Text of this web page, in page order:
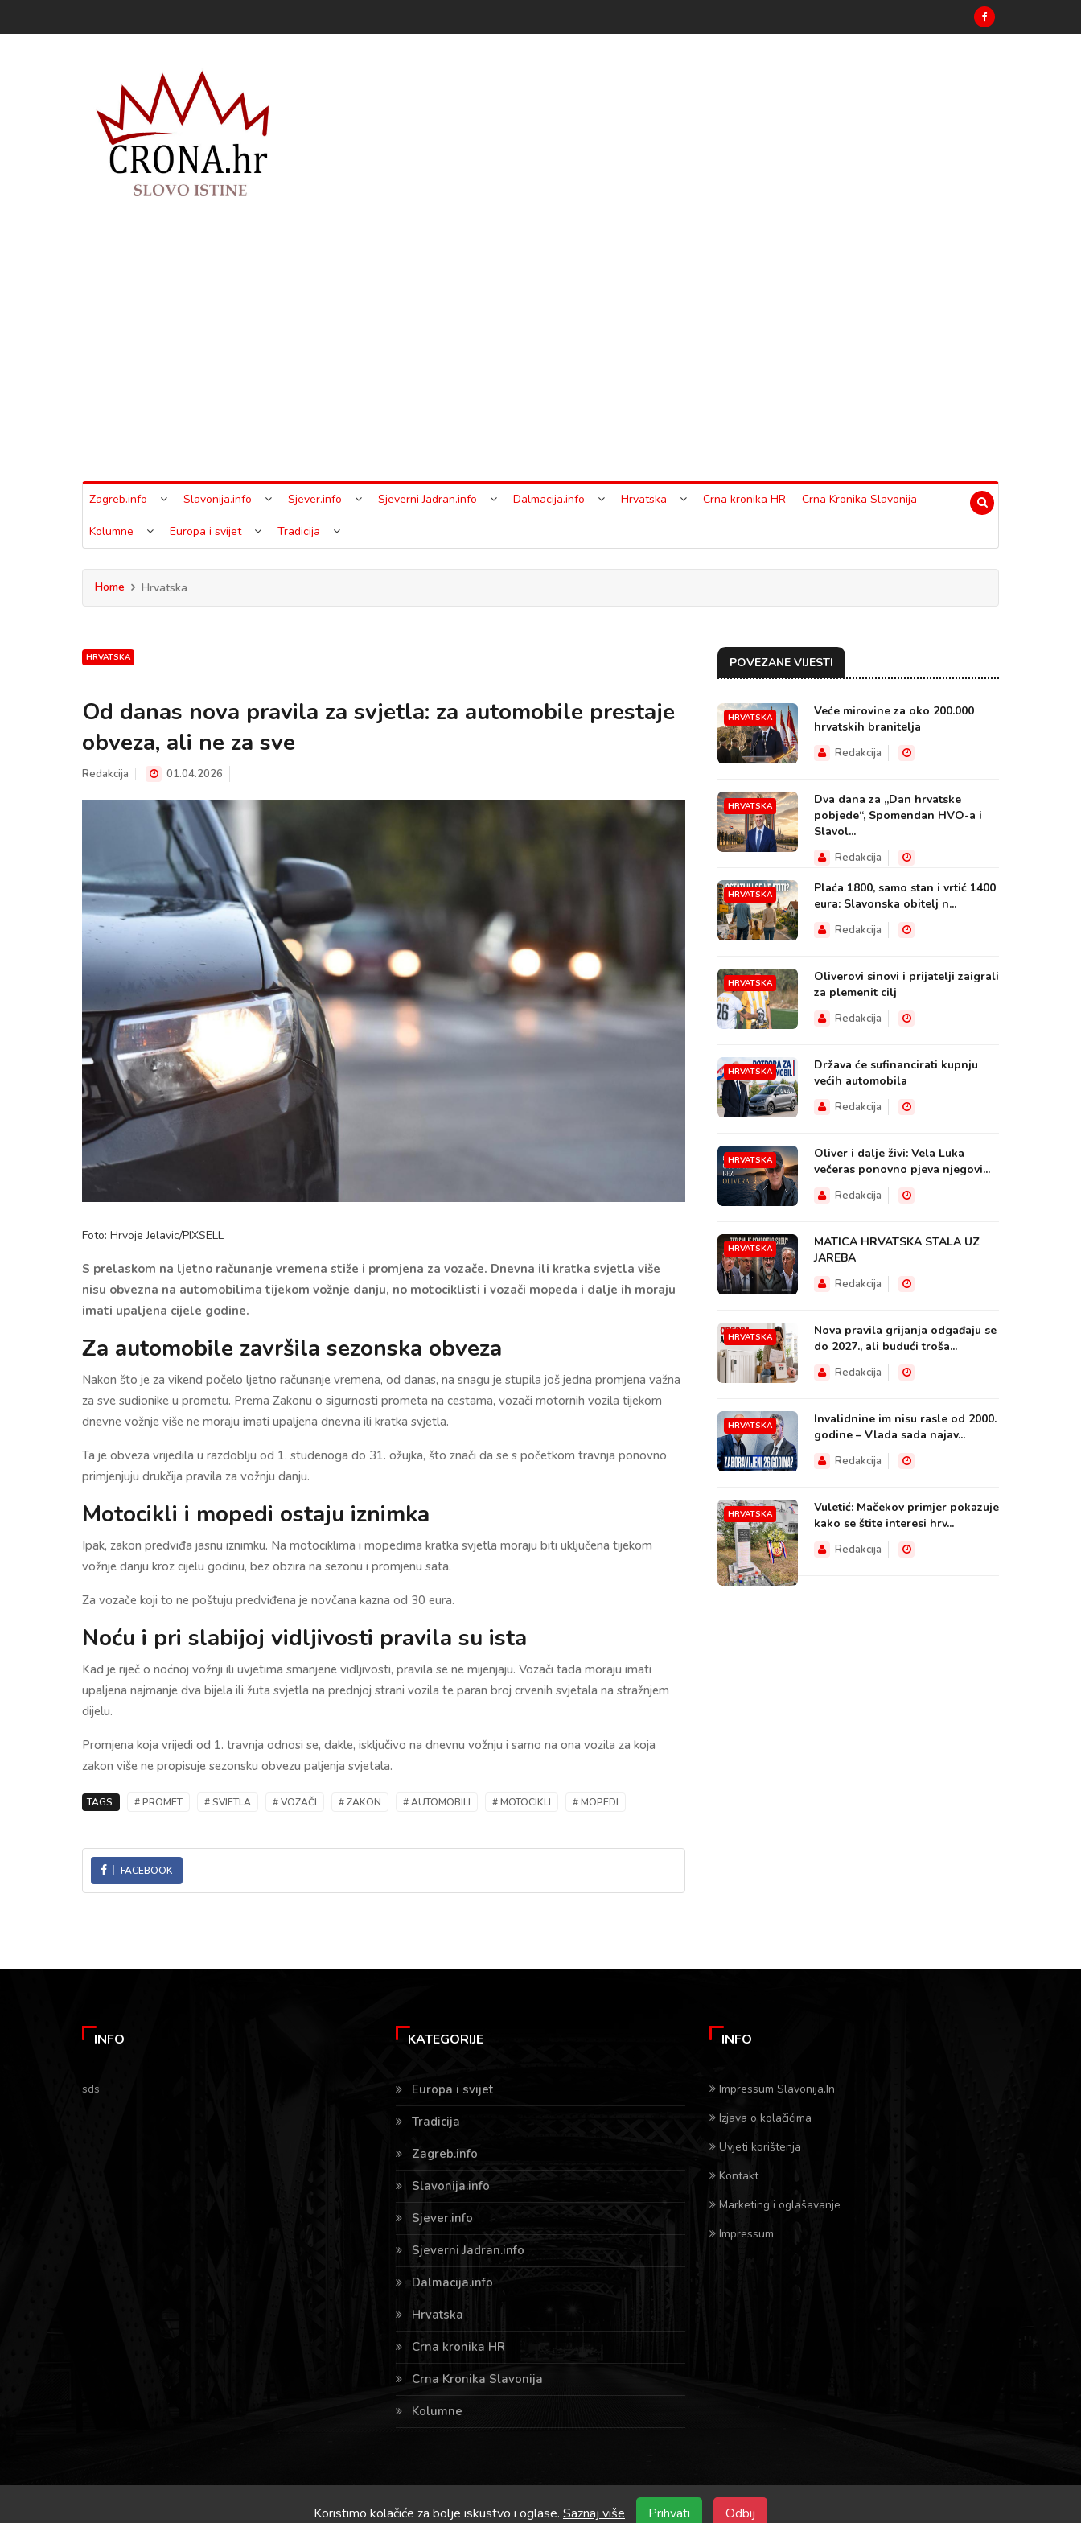
Zagreb.info Slavonija.info Sjever.info Sjeverni Jadran.info Dalmacija.info Hrvatska Crna kronika HR Crna Kronika Slavonija
Kolumne Europa i svijet Tradicija
Home Hrvatska
HRVATSKA
Od danas nova pravila za svjetla: za automobile prestaje
obveza, ali ne za sve
Redakcija 01.04.2026
Foto: Hrvoje Jelavic/PIXSELL
S prelaskom na ljetno računanje vremena stiže i promjena za vozače. Dnevna ili kratka svjetla više
nisu obvezna na automobilima tijekom vožnje danju, no motociklisti i vozači mopeda i dalje ih moraju
imati upaljena cijele godine.
Za automobile završila sezonska obveza
Nakon što je za vikend počelo ljetno računanje vremena, od danas, na snagu je stupila još jedna promjena važna
za sve sudionike u prometu. Prema Zakonu o sigurnosti prometa na cestama, vozači motornih vozila tijekom
dnevne vožnje više ne moraju imati upaljena dnevna ili kratka svjetla.
Ta je obveza vrijedila u razdoblju od 1. studenoga do 31. ožujka, što znači da se s početkom travnja ponovno
primjenjuju drukčija pravila za vožnju danju.
Motocikli i mopedi ostaju iznimka
Ipak, zakon predviđa jasnu iznimku. Na motociklima i mopedima kratka svjetla moraju biti uključena tijekom
vožnje danju kroz cijelu godinu, bez obzira na sezonu i promjenu sata.
Za vozače koji to ne poštuju predviđena je novčana kazna od 30 eura.
Noću i pri slabijoj vidljivosti pravila su ista
Kad je riječ o noćnoj vožnji ili uvjetima smanjene vidljivosti, pravila se ne mijenjaju. Vozači tada moraju imati
upaljena najmanje dva bijela ili žuta svjetla na prednjoj strani vozila te paran broj crvenih svjetala na stražnjem
dijelu.
Promjena koja vrijedi od 1. travnja odnosi se, dakle, isključivo na dnevnu vožnju i samo na ona vozila za koja
zakon više ne propisuje sezonsku obvezu paljenja svjetala.
TAGS: # PROMET # SVJETLA # VOZAČI # ZAKON # AUTOMOBILI # MOTOCIKLI # MOPEDI
FACEBOOK
POVEZANE VIJESTI
HRVATSKA
Veće mirovine za oko 200.000
hrvatskih branitelja
Redakcija
HRVATSKA
Dva dana za „Dan hrvatske
pobjede“, Spomendan HVO-a i
Slavol...
Redakcija
HRVATSKA
Plaća 1800, samo stan i vrtić 1400
eura: Slavonska obitelj n...
Redakcija
HRVATSKA
Oliverovi sinovi i prijatelji zaigrali
za plemenit cilj
Redakcija
HRVATSKA
Država će sufinancirati kupnju
većih automobila
Redakcija
HRVATSKA
Oliver i dalje živi: Vela Luka
večeras ponovno pjeva njegovi...
Redakcija
HRVATSKA
MATICA HRVATSKA STALA UZ
JAREBA
Redakcija
HRVATSKA
Nova pravila grijanja odgađaju se
do 2027., ali budući troša...
Redakcija
HRVATSKA
Invalidnine im nisu rasle od 2000.
godine – Vlada sada najav...
Redakcija
HRVATSKA
Vuletić: Mačekov primjer pokazuje
kako se štite interesi hrv...
Redakcija
INFO
sds
KATEGORIJE
Europa i svijet
Tradicija
Zagreb.info
Slavonija.info
Sjever.info
Sjeverni Jadran.info
Dalmacija.info
Hrvatska
Crna kronika HR
Crna Kronika Slavonija
Kolumne
INFO
Impressum Slavonija.In
Izjava o kolačićima
Uvjeti korištenja
Kontakt
Marketing i oglašavanje
Impressum
Crona.hr/Slavonija.in © 2026 Sva prava pridrzana.Koristimo kolačiće za bolje iskustvo i oglase. Saznaj više Prihvati Odbij